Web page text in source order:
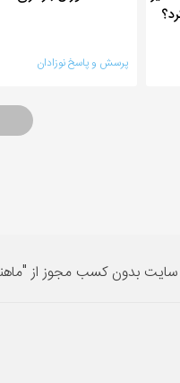
پرسش و پاسخ نوزادان
سایت بدون کسب مجوز از